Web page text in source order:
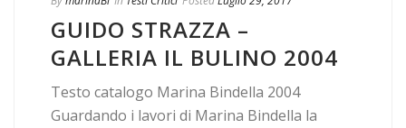
GUIDO STRAZZA –
GALLERIA IL BULINO 2004
Testo catalogo Marina Bindella 2004
Guardando i lavori di Marina Bindella la